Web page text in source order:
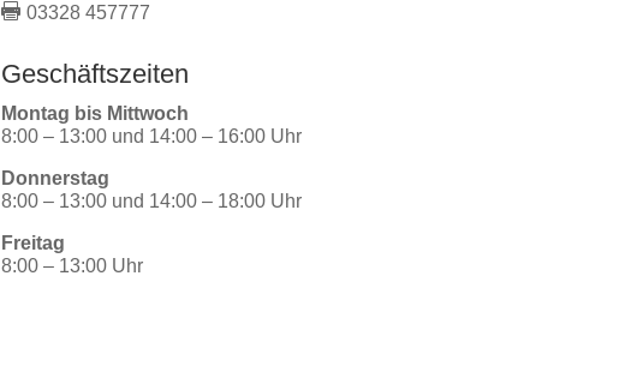
03328 457777
Geschäftszeiten
Montag bis Mittwoch
8:00 – 13:00 und 14:00 – 16:00 Uhr
Donnerstag
8:00 – 13:00 und 14:00 – 18:00 Uhr
Freitag
8:00 – 13:00 Uhr